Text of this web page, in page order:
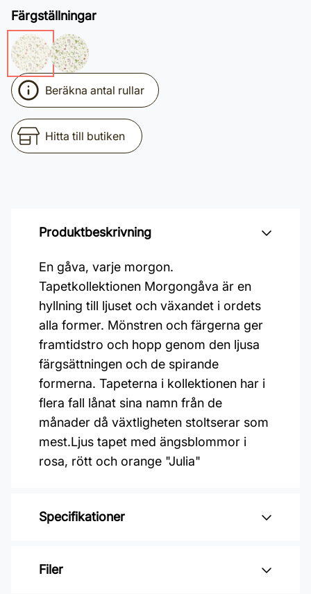
Färgställningar
Beräkna antal rullar
Hitta till butiken
Produktbeskrivning
En gåva, varje morgon.
Tapetkollektionen Morgongåva är en
hyllning till ljuset och växandet i ordets
alla former. Mönstren och färgerna ger
framtidstro och hopp genom den ljusa
färgsättningen och de spirande
formerna. Tapeterna i kollektionen har i
flera fall lånat sina namn från de
månader då växtligheten stoltserar som
mest.Ljus tapet med ängsblommor i
rosa, rött och orange "Julia"
Specifikationer
Varumärke: Midbec Tapeter
Filer